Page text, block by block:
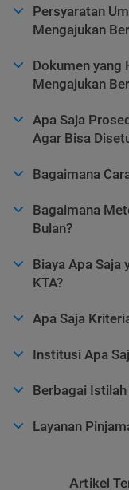
Persyaratan
Mengajukan
Dokumen yang
Mengajukan
Apa Saja
Agar Bisa
Bagaimana
Bagaimana
Bulan?
Biaya Apa Saja
KTA?
Apa Saja
Institusi Apa
Berbagai Istilah
Layanan
Artikel